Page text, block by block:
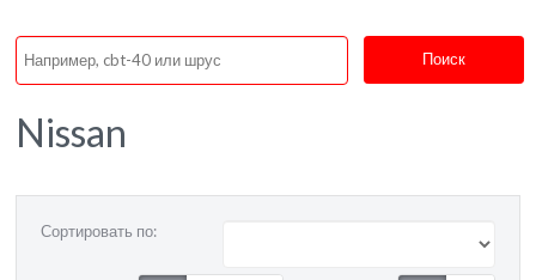
Поиск
Nissan
Сортировать по: